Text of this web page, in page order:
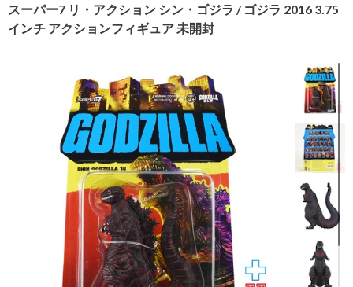
スーパー7 リ・アクション シン・ゴジラ / ゴジラ 2016 3.75
インチ アクションフィギュア 未開封